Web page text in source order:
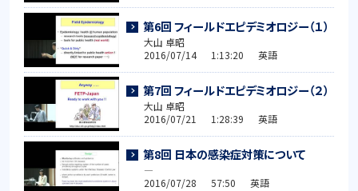
第6回 フィールドエピデミオロジー（１）
大山 卓昭
2016/07/14 1:13:20 英語
第7回 フィールドエピデミオロジー（２）
大山 卓昭
2016/07/21 1:28:39 英語
第8回 日本の感染症対策について
―
2016/07/28 57:50 英語